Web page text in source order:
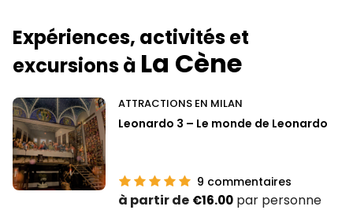
Expériences, activités et
excursions à La Cène
ATTRACTIONS EN MILAN
Leonardo 3 – Le monde de Leonardo
9 commentaires
à partir de €16.00 par personne